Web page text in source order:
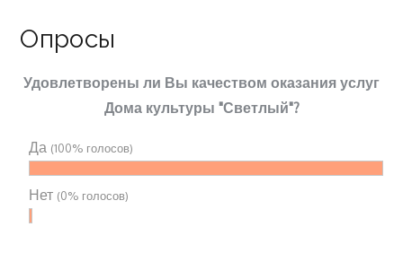
Опросы
Удовлетворены ли Вы качеством оказания услуг
Дома культуры "Светлый"?
Да (100% голосов)
Нет (0% голосов)